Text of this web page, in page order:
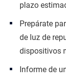
plazo
Prepárate
de luz de
dispositivos
Informe de